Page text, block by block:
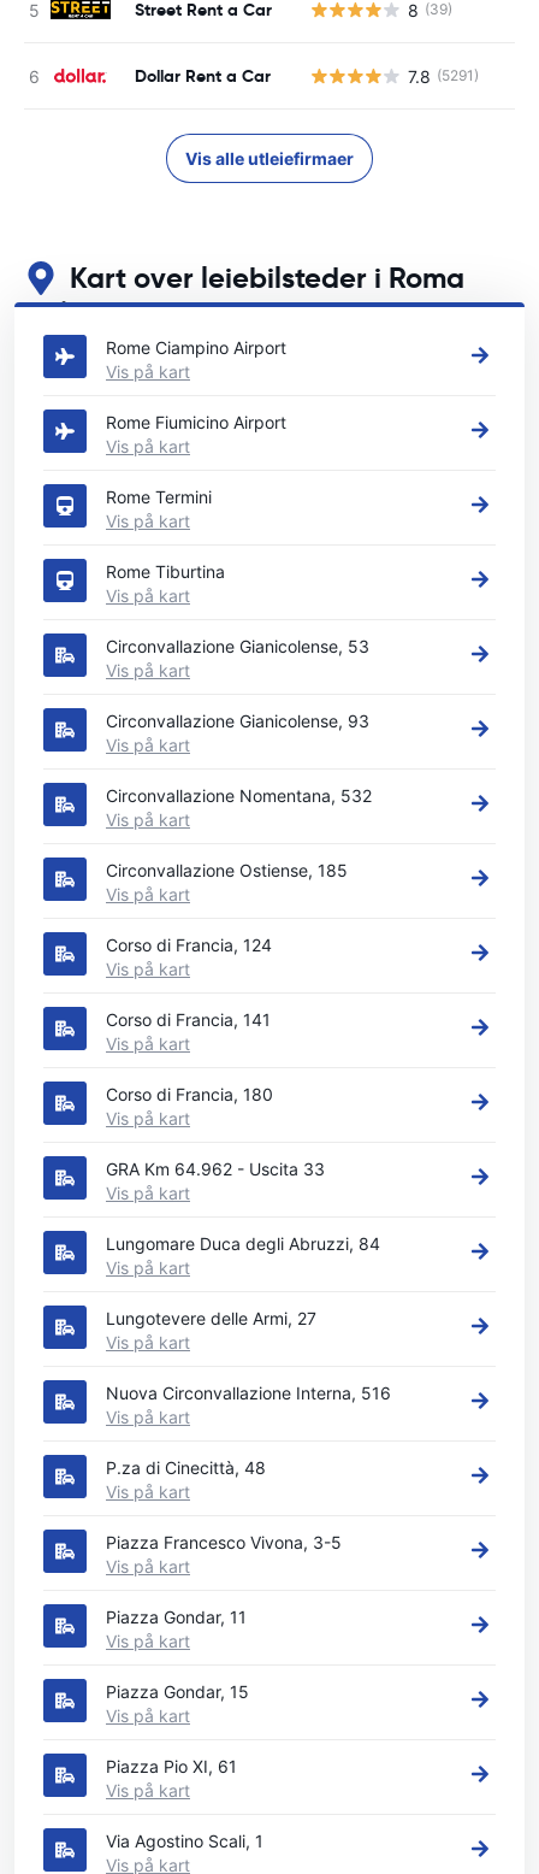
Street Rent a Car 8 (39)
Dollar Rent a Car 7.8 (5291)
Vis alle utleiefirmaer
Kart over leiebilsteder i Roma
Se våre viktigste bilutleiesteder i Roma
Rome Ciampino Airport
Vis på kart
Rome Fiumicino Airport
Vis på kart
Rome Termini
Vis på kart
Rome Tiburtina
Vis på kart
Circonvallazione Gianicolense, 53
Vis på kart
Circonvallazione Gianicolense, 93
Vis på kart
Circonvallazione Nomentana, 532
Vis på kart
Circonvallazione Ostiense, 185
Vis på kart
Corso di Francia, 124
Vis på kart
Corso di Francia, 141
Vis på kart
Corso di Francia, 180
Vis på kart
GRA Km 64.962 - Uscita 33
Vis på kart
Lungomare Duca degli Abruzzi, 84
Vis på kart
Lungotevere delle Armi, 27
Vis på kart
Nuova Circonvallazione Interna, 516
Vis på kart
P.za di Cinecittà, 48
Vis på kart
Piazza Francesco Vivona, 3-5
Vis på kart
Piazza Gondar, 11
Vis på kart
Piazza Gondar, 15
Vis på kart
Piazza Pio XI, 61
Vis på kart
Via Agostino Scali, 1
Vis på kart